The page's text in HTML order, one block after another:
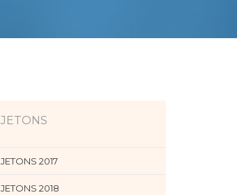
JETONS
JETONS 2017
JETONS 2018